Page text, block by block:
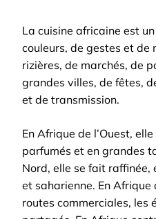
La cuisine africaine est
couleurs, de gestes et de
rizières, de marchés, de
grandes villes, de fêtes,
et de transmission.
En Afrique de l’Ouest,
parfumés et en grandes
Nord, elle se fait raffinée,
et saharienne. En Afrique
routes commerciales, les